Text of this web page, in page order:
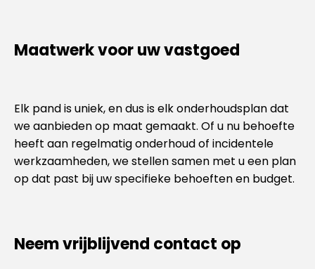
Maatwerk voor uw vastgoed
Elk pand is uniek, en dus is elk onderhoudsplan dat
we aanbieden op maat gemaakt. Of u nu behoefte
heeft aan regelmatig onderhoud of incidentele
werkzaamheden, we stellen samen met u een plan
op dat past bij uw specifieke behoeften en budget.
Neem vrijblijvend contact op